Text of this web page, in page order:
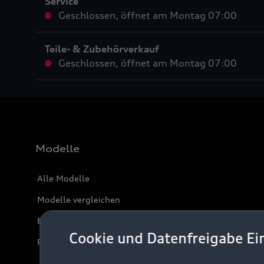
Cookie und Datenfreigabe
Geschlossen, öffnet am Montag 07:00
Teile- & Zubehörverkauf
Geschlossen, öffnet am Montag 07:00
Modelle
Alle Modelle
Modelle vergleichen
Elektromodelle
Plug-in-Hybride